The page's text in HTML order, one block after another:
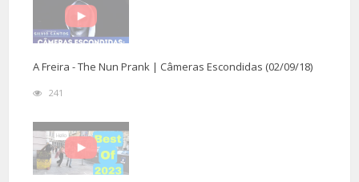
A Freira - The Nun Prank | Câmeras Escondidas (02/09/18)
241